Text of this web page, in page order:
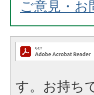
ご意見・
す。お持ち